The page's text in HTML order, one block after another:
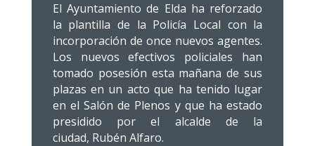
El Ayuntamiento de Elda ha reforzado
la plantilla de la Policía Local con la
incorporación de once nuevos agentes.
Los nuevos efectivos policiales han
tomado posesión esta mañana de sus
plazas en un acto que ha tenido lugar
en el Salón de Plenos y que ha estado
presidido por el alcalde de la
ciudad, Rubén Alfaro.